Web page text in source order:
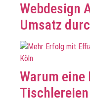
Webdesign
Umsatz
Warum eine